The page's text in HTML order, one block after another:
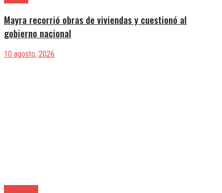
Mayra recorrió obras de viviendas y cuestionó al
gobierno nacional
10 agosto, 2026